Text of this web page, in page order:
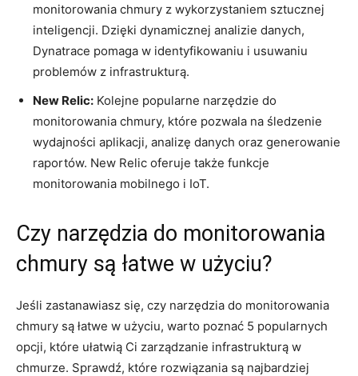
monitorowania ⁢chmury z wykorzystaniem sztucznej
inteligencji. Dzięki dynamicznej analizie danych,
Dynatrace pomaga w ​identyfikowaniu ‌i usuwaniu
problemów z⁤ infrastrukturą.
New​ Relic: ⁣Kolejne popularne narzędzie do
⁤monitorowania ‍chmury, które pozwala na śledzenie
wydajności⁢ aplikacji, analizę danych oraz generowanie
raportów. New⁣ Relic oferuje także ‍funkcje
⁣monitorowania mobilnego i IoT.
Czy‌ narzędzia do monitorowania
chmury są⁢ łatwe w użyciu?
Jeśli ‌zastanawiasz ⁢się, czy narzędzia do monitorowania
chmury‌ są łatwe w użyciu, warto ‍poznać 5⁣ popularnych
opcji, ⁣które ułatwią‍ Ci⁤ zarządzanie infrastrukturą ⁢w‌
chmurze. Sprawdź,​ które ⁤rozwiązania są‍ najbardziej